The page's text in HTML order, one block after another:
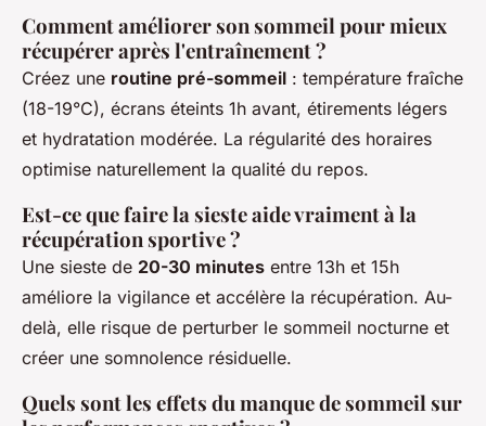
Comment améliorer son sommeil pour mieux
récupérer après l'entraînement ?
Créez une routine pré-sommeil : température fraîche
(18-19°C), écrans éteints 1h avant, étirements légers
et hydratation modérée. La régularité des horaires
optimise naturellement la qualité du repos.
Est-ce que faire la sieste aide vraiment à la
récupération sportive ?
Une sieste de 20-30 minutes entre 13h et 15h
améliore la vigilance et accélère la récupération. Au-
delà, elle risque de perturber le sommeil nocturne et
créer une somnolence résiduelle.
Quels sont les effets du manque de sommeil sur